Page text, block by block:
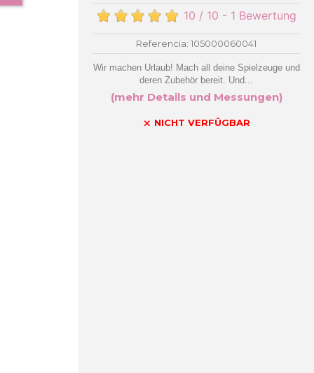
10 / 10 - 1 Bewertung
Referencia: 105000060041
Wir machen Urlaub! Mach all deine Spielzeuge und
deren Zubehör bereit. Und...
(mehr Details und Messungen)
close NICHT VERFÜGBAR